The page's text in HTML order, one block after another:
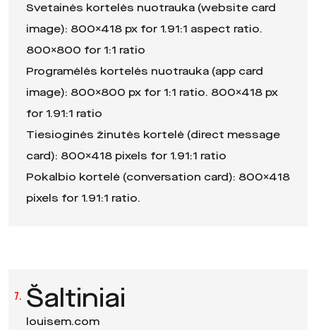
Svetainės kortelės nuotrauka (website card
image): 800×418 px for 1.91:1 aspect ratio.
800×800 for 1:1 ratio
Programėlės kortelės nuotrauka (app card
image): 800×800 px for 1:1 ratio. 800×418 px
for 1.91:1 ratio
Tiesioginės žinutės kortelė (direct message
card): 800×418 pixels for 1.91:1 ratio
Pokalbio kortelė (conversation card): 800×418
pixels for 1.91:1 ratio.
7. Šaltiniai
louisem.com